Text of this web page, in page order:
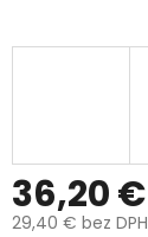
36,20 €
29,40 € bez DPH